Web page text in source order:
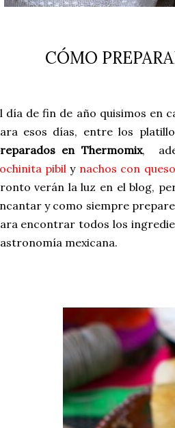
CÓMO
día de fin de año quisimos en
esos días, entre los
en Thermomix,
pibily nachos con
verán la luz en el blog,
y como siempre
encontrar todos los
mexicana.